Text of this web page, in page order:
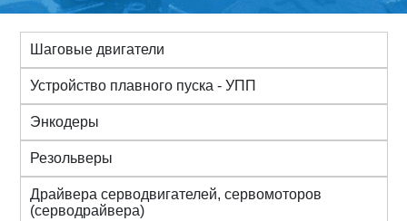
Шаговые двигатели
Устройство плавного пуска - УПП
Энкодеры
Резольверы
Драйвера серводвигателей, сервомоторов
(серводрайвера)